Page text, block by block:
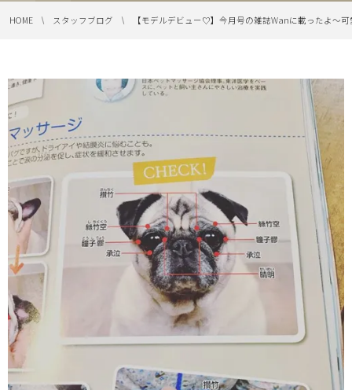
HOME スタッフブログ 【モデルデビュー♡】今月号の雑誌Wanに載ったよ〜